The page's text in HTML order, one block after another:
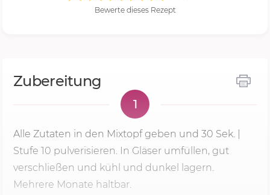
Bewerte dieses Rezept
Zubereitung
1
Alle Zutaten in den Mixtopf geben und 30 Sek.
Stufe 10 pulverisieren. In Gläser umfüllen, gut
verschließen und kühl und dunkel lagern.
Mehrere Monate haltbar.